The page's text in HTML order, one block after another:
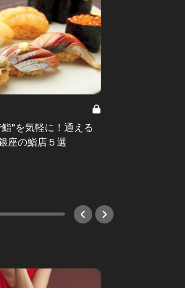
"を気軽に！通える
座の鮨店５選